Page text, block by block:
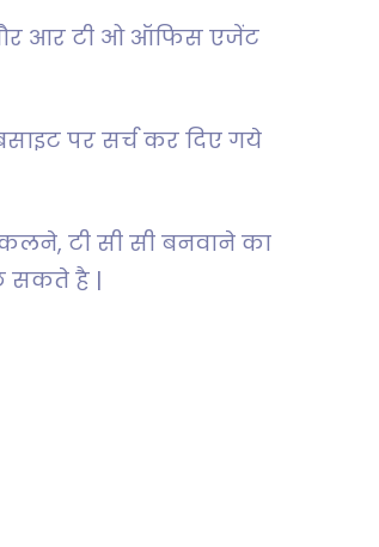
आर टी ओ ऑफिस एजेंट
पर सर्च कर दिए गये
टी सी सी बनवाने का
सकते है |